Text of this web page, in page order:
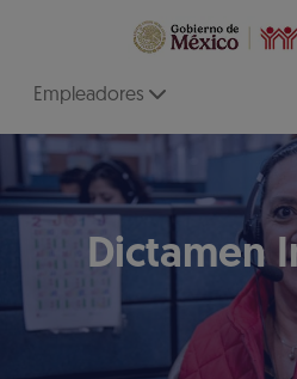
Empleadores
Dictamen